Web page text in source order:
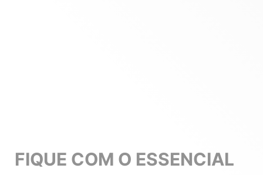
FIQUE COM O ESSENCIAL